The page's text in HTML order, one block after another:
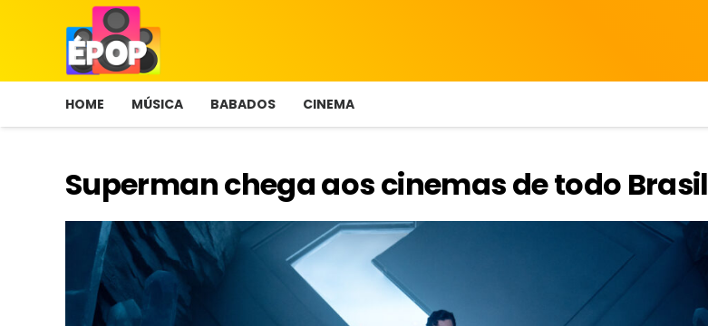
HOME MÚSICA BABADOS CINEMA
Superman chega aos cinemas de todo Brasil